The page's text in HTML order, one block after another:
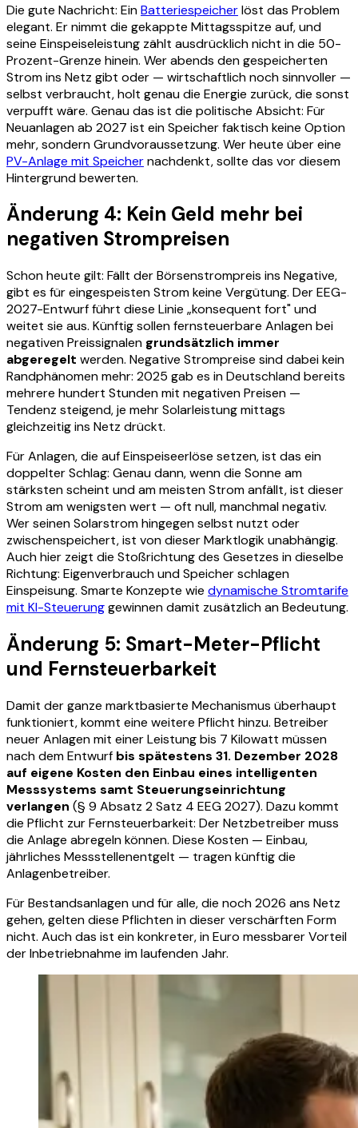
Die gute Nachricht: EinBatteriespeicherlöst das Problem
elegant. Er nimmt die gekappte Mittagsspitze auf, und
seine Einspeiseleistung zählt ausdrücklichnicht in die 50-
Prozent-Grenze hinein. Wer abends den gespeicherten
Strom ins Netz gibt oder — wirtschaftlich noch sinnvoller —
selbst verbraucht, holt genau die Energie zurück, die sonst
verpufft wäre. Genau das ist die politische Absicht: Für
Neuanlagen ab 2027 ist ein Speicher faktisch keine Option
mehr, sondern Grundvoraussetzung. Wer heute über eine
PV-Anlage mit Speichernachdenkt, sollte das vor diesem
Hintergrund bewerten.
Änderung 4: Kein Geld mehr bei
negativen Strompreisen
Schon heute gilt: Fällt der Börsenstrompreis ins Negative,
gibt es für eingespeisten Strom keine Vergütung. Der EEG-
2027-Entwurf führt diese Linie „konsequent fort" und
weitet sie aus. Künftig sollen fernsteuerbare Anlagen bei
negativen Preissignalen grundsätzlich immer
abgeregelt werden. Negative Strompreise sind dabei kein
Randphänomen mehr: 2025 gab es in Deutschland bereits
mehrere hundert Stunden mit negativen Preisen —
Tendenz steigend, je mehr Solarleistung mittags
gleichzeitig ins Netz drückt.
Für Anlagen, die auf Einspeiseerlöse setzen, ist das ein
doppelter Schlag: Genau dann, wenn die Sonne am
stärksten scheint und am meisten Strom anfällt, ist dieser
Strom am wenigsten wert — oft null, manchmal negativ.
Wer seinen Solarstrom hingegen selbst nutzt oder
zwischenspeichert, ist von dieser Marktlogik unabhängig.
Auch hier zeigt die Stoßrichtung des Gesetzes in dieselbe
Richtung: Eigenverbrauch und Speicher schlagen
Einspeisung. Smarte Konzepte wie dynamische Stromtarife
mit KI-Steuerunggewinnen damit zusätzlich an Bedeutung.
Änderung 5: Smart-Meter-Pflicht
und Fernsteuerbarkeit
Damit der ganze marktbasierte Mechanismus überhaupt
funktioniert, kommt eine weitere Pflicht hinzu. Betreiber
neuer Anlagen mit einer Leistung bis 7 Kilowatt müssen
nach dem Entwurf bis spätestens 31. Dezember 2028
auf eigene Kosten den Einbau eines intelligenten
Messsystems samt Steuerungseinrichtung
verlangen (§ 9 Absatz 2 Satz 4 EEG 2027). Dazu kommt
die Pflicht zur Fernsteuerbarkeit: Der Netzbetreiber muss
die Anlage abregeln können. Diese Kosten — Einbau,
jährliches Messstellenentgelt — tragen künftig die
Anlagenbetreiber.
Für Bestandsanlagen und für alle, die noch 2026 ans Netz
gehen, gelten diese Pflichten in dieser verschärften Form
nicht. Auch das ist ein konkreter, in Euro messbarer Vorteil
der Inbetriebnahme im laufenden Jahr.